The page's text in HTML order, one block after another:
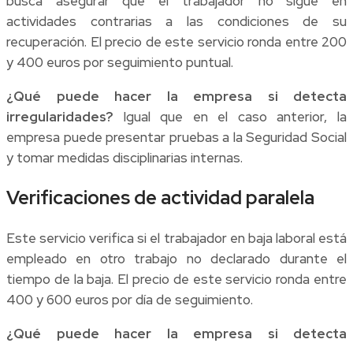
actividades contrarias a las condiciones de su
recuperación. El precio de este servicio ronda entre 200
y 400 euros por seguimiento puntual.
¿Qué puede hacer la empresa si detecta
irregularidades? Igual que en el caso anterior, la
empresa puede presentar pruebas a la Seguridad Social
y tomar medidas disciplinarias internas.
Verificaciones de actividad paralela
Este servicio verifica si el trabajador en baja laboral está
empleado en otro trabajo no declarado durante el
tiempo de la baja. El precio de este servicio ronda entre
400 y 600 euros por día de seguimiento.
¿Qué puede hacer la empresa si detecta